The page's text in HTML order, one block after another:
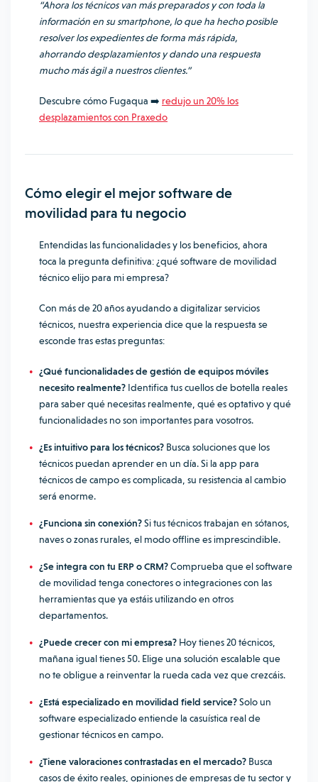
“Ahora los técnicos van más preparados y con toda la
información en su smartphone, lo que ha hecho posible
resolver los expedientes de forma más rápida,
ahorrando desplazamientos y dando una respuesta
mucho más ágil a nuestros clientes.”
Descubre cómo Fugaqua ➡️ redujo un 20% los
desplazamientos con Praxedo
Cómo elegir el mejor software de
movilidad para tu negocio
Entendidas las funcionalidades y los beneficios, ahora
toca la pregunta definitiva: ¿qué software de movilidad
técnico elijo para mi empresa?
Con más de 20 años ayudando a digitalizar servicios
técnicos, nuestra experiencia dice que la respuesta se
esconde tras estas preguntas:
¿Qué funcionalidades de gestión de equipos móviles
necesito realmente? Identifica tus cuellos de botella reales
para saber qué necesitas realmente, qué es optativo y qué
funcionalidades no son importantes para vosotros.
¿Es intuitivo para los técnicos? Busca soluciones que los
técnicos puedan aprender en un día. Si la app para
técnicos de campo es complicada, su resistencia al cambio
será enorme.
¿Funciona sin conexión?Si tus técnicos trabajan en sótanos,
naves o zonas rurales, el modo offline es imprescindible.
¿Se integra con tu ERP o CRM?Comprueba que el software
de movilidad tenga conectores o integraciones con las
herramientas que ya estáis utilizando en otros
departamentos.
¿Puede crecer con mi empresa? Hoy tienes 20 técnicos,
mañana igual tienes 50. Elige una solución escalable que
no te obligue a reinventar la rueda cada vez que crezcáis.
¿Está especializado en movilidad field service?Solo un
software especializado entiende la casuística real de
gestionar técnicos en campo.
¿Tiene valoraciones contrastadas en el mercado? Busca
casos de éxito reales, opiniones de empresas de tu sector y